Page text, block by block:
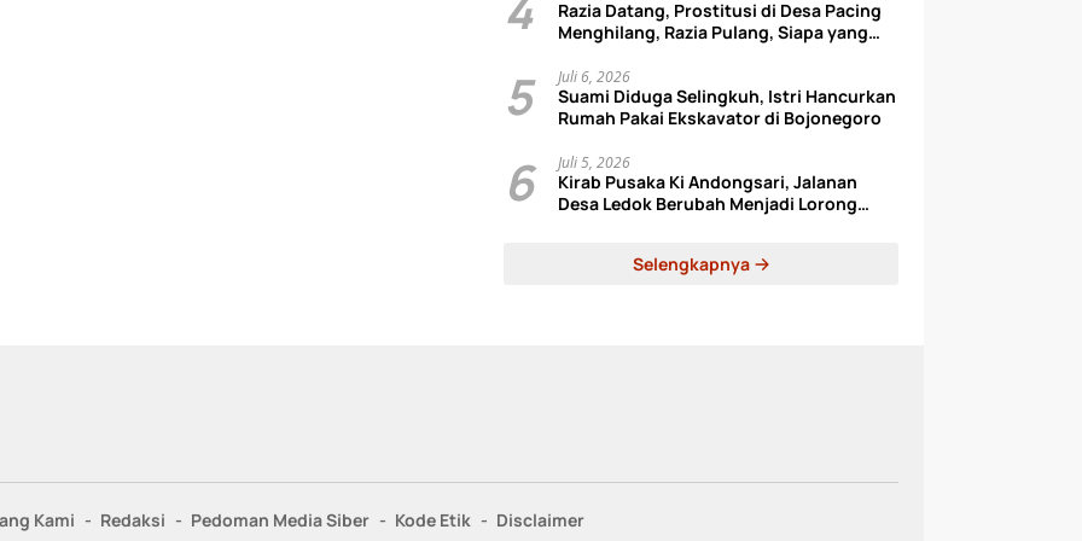
Razia Datang, Prostitusi di Desa Pacing
Menghilang, Razia Pulang, Siapa yang
5 Juli 6, 2026
Suami Diduga Selingkuh, Istri Hancurkan
Rumah Pakai Ekskavator di Bojonegoro
6 Juli 5, 2026
Kirab Pusaka Ki Andongsari, Jalanan
Desa Ledok Berubah Menjadi Lorong
Selengkapnya
Kami Redaksi Pedoman Media Siber Kode Etik Disclaimer